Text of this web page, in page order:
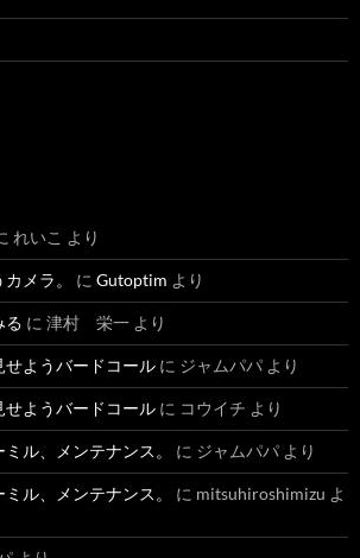
れいこ より
メラ。 に Gutoptim より
る に 津村 栄一 より
ようバードコール に ジャムパパ より
ようバードコール に コウイチ より
ル、メンテナンス。 に ジャムパパ より
ル、メンテナンス。 に mitsuhiroshimizu よ